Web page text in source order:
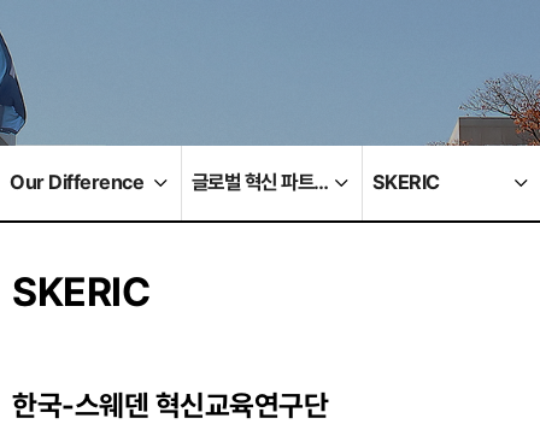
Our Difference 글로벌 혁신 파트너십 SKERIC
SKERIC
한국-스웨덴 혁신교육연구단